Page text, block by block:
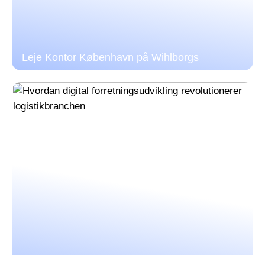
Leje Kontor København på Wihlborgs